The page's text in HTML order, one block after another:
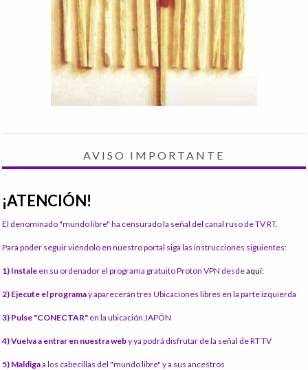
AVISO IMPORTANTE
¡ATENCIÓN!
El denominado "mundo libre" ha censurado la señal del canal ruso de TV RT.
Para poder seguir viéndolo en nuestro portal siga las instrucciones siguientes:
1) Instale en su ordenador el programa gratuito Proton VPN desdeaquí:
2) Ejecute el programay aparecerán tres Ubicaciones libres en la parte izquierda
3) Pulse "CONECTAR" en la ubicación JAPÓN
4) Vuelva a entrar en nuestra weby ya podrá disfrutar de la señal de RT TV
5) Maldigaa los cabecillas del "mundo libre" y a sus ancestros